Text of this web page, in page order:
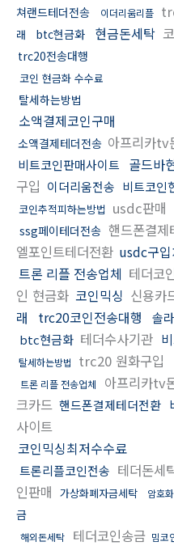
쳐랜드테더전송
이더리움리플
래
btc현금화 현금돈세탁
trc20전송대행
코인 현금화 수수료
탈세하는방법
소액결제코인구매
소액결제테더전송 아프리카tv
비트코인판매사이트 골드바
구입 이더리움전송 비트코인
코인추적피하는방법 usdc판매
ssg페이테더전송 핸드폰결제
엘포인트테더전환 usdc구입
트론 리플 전송업체 테더코
인 현금화 코인믹싱 신용카
래
trc20코인전송대행 솔
btc현금화 테더수사기관
탈세하는방법 trc20 원화구입
트론 리플 전송업체 아프리카tv
크카드 핸드폰결제테더전환
사이트
코인믹싱최저수수료
트론리플코인전송 테더돈세
인판매 가상화폐자금세탁 암호
금
해외돈세탁 테더코인송금 밈코